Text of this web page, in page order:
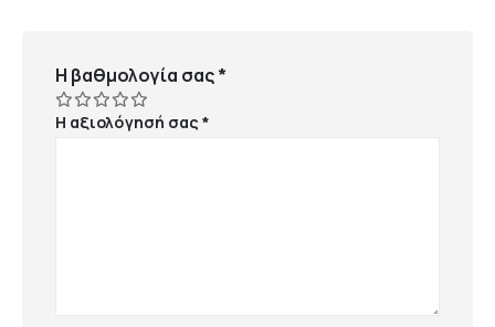
Η βαθμολογία σας*
Η αξιολόγησή σας*